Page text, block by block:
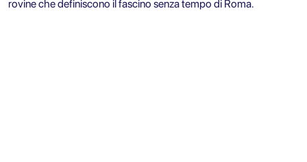
rovine che definiscono il fascino senza tempo di Roma.